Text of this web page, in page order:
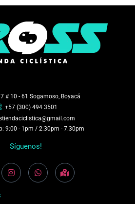
# 10 - 61 Sogamoso, Boyacá
+57 (300) 494 3501
9:00 - 1pm / 2:30pm - 7:30pm
Síguenos!